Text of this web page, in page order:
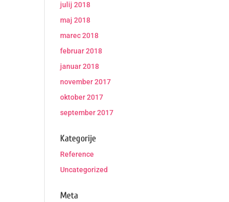
julij 2018
maj 2018
marec 2018
februar 2018
januar 2018
november 2017
oktober 2017
september 2017
Kategorije
Reference
Uncategorized
Meta